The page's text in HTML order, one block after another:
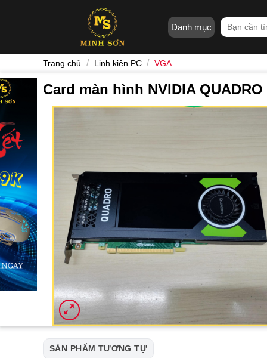
Danh mục
Tìm
kiếm:
Trang chủ / Linh kiện PC / VGA
Card màn hình NVIDIA QUADRO
SẢN PHẨM TƯƠNG TỰ